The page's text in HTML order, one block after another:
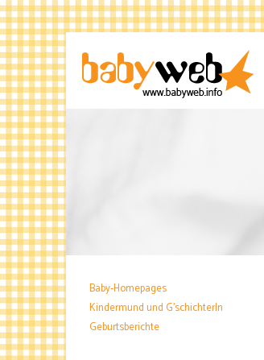
Baby-Homepages
Kindermund und G'schichterln
Geburtsberichte